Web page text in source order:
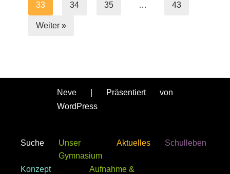
33 34 35 … 43
Weiter »
Neve | Präsentiert von
WordPress
Suche
Unser
Gymnasium
Aktuelles Schulleben
Konzept Aufnahme &